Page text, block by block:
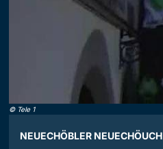
© Tele 1
NEUECHÖBLER NEUECHÖUCH